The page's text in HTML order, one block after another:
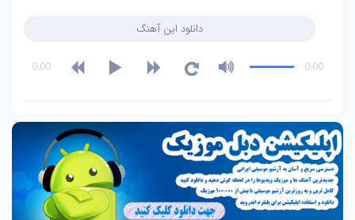
دانلود این آهنگ
0:00
0:00